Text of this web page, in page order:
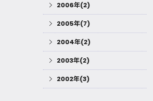
2006年(2)
2005年(7)
2004年(2)
2003年(2)
2002年(3)